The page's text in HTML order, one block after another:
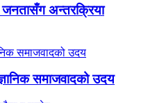
जनतासँग अन्तरक्रिया
समाजवादको उदय